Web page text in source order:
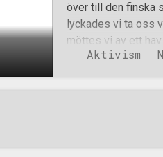
över till den finska
lyckades vi ta oss
möttes vi av ett
finska flaggan
gator och torg är
Efter att ha kört
Aktivism